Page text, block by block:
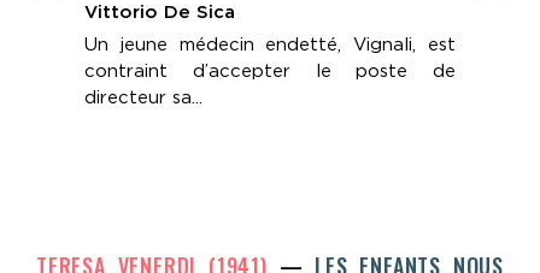
Vittorio De Sica
Un jeune médecin endetté, Vignali, est
contraint d’accepter le poste de
directeur sa...
TERESA VENERDI (1941)
LES ENFANTS NOUS